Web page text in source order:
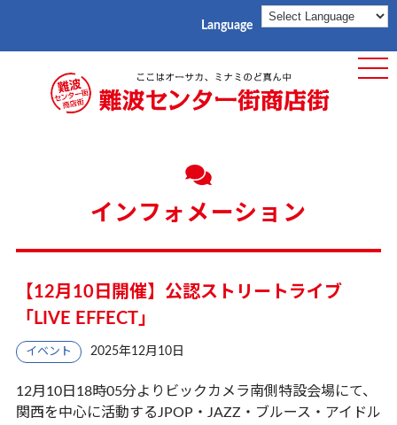
Language
インフォメーション
【12月10日開催】公認ストリートライブ
「LIVE EFFECT」
イベント 2025年12月10日
12月10日18時05分よりビックカメラ南側特設会場にて、
関西を中心に活動するJPOP・JAZZ・ブルース・アイドル